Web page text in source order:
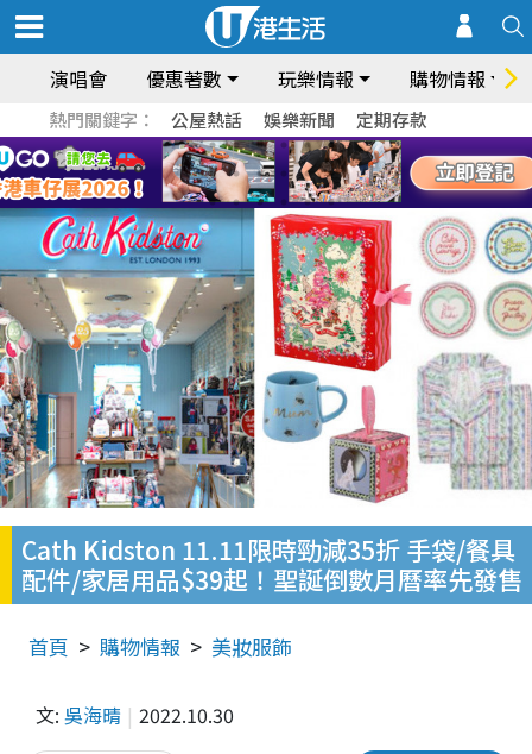
演唱會 優惠著數 玩樂情報 購物情報
熱門關鍵字： 公屋熱話 娛樂新聞 定期存款
Cath Kidston 11.11限時勁減35折 手袋/餐具
配件/家居用品$39起！聖誕倒數月曆率先發售
首頁 購物情報 美妝服飾
文: 吳海晴 2022.10.30